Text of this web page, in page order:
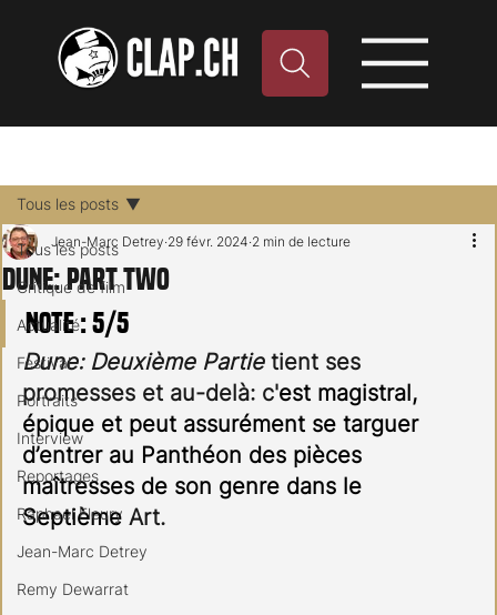
Tous les posts
Critique de film
Actualité
Festival
Portraits
Interview
Reportages
Raphael Fleury
Jean-Marc Detrey
Remy Dewarrat
Tous les posts
Dune: Part Two
Jean-Marc Detrey 29 févr. 2024 2 min de lecture
Note : 5/5
Dune: Deuxième Partie tient ses
promesses et au-delà: c'est magistral,
épique et peut assurément se targuer
d’entrer au Panthéon des pièces
maîtresses de son genre dans le
Septième Art.